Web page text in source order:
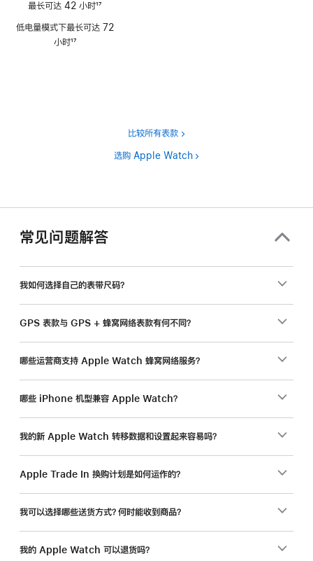
最长可达 42 小时17
低电量模式下最长可达 72
小时17
比较所有表款
选购 Apple Watch
常见问题解答
我如何选择自己的表带尺码？
GPS 表款与 GPS + 蜂窝网络表款有何不同？
哪些运营商支持 Apple Watch 蜂窝网络服务？
哪些 iPhone 机型兼容 Apple Watch？
我的新 Apple Watch 转移数据和设置起来容易吗？
Apple Trade In 换购计划是如何运作的？
我可以选择哪些送货方式？何时能收到商品？
我的 Apple Watch 可以退货吗？